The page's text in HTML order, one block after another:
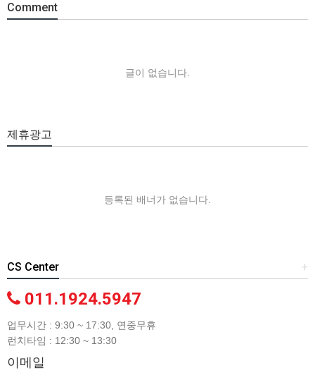
Comment
글이 없습니다.
제휴광고
등록된 배너가 없습니다.
+
CS Center
011.1924.5947
업무시간 : 9:30 ~ 17:30, 연중무휴
런치타임 : 12:30 ~ 13:30
이메일